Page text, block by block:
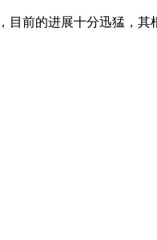
目前的进展十分迅猛，其